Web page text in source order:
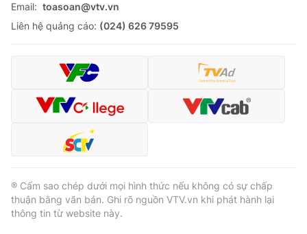
Email: toasoan@vtv.vn
Liên hệ quảng cáo: (024) 626 79595
® Cấm sao chép dưới mọi hình thức nếu không có sự chấp
thuận bằng văn bản. Ghi rõ nguồn VTV.vn khi phát hành lại
thông tin từ website này.